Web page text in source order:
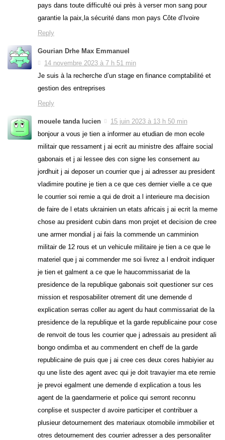
pays dans toute difficulté oui près à verser mon sang pour
garantie la paix,la sécurité dans mon pays Côte d’Ivoire
Reply
Gourian Drhe Max Emmanuel
14 novembre 2023 à 7 h 51 min
Je suis à la recherche d’un stage en finance comptabilité et
gestion des entreprises
Reply
mouele tanda lucien
15 juin 2023 à 13 h 50 min
bonjour a vous je tien a informer au etudian de mon ecole
militair que ressament j ai ecrit au ministre des affaire social
gabonais et j ai lessee des con signe les consernent au
jordhuit j ai deposer un courrier que j ai adresser au president
vladimire poutine je tien a ce que ces dernier vielle a ce que
le courrier soi remie a qui de droit a l interieure ma decision
de faire de l etats ukrainien un etats africais j ai ecrit la meme
chose au president cubin dans mon projet et decision de cree
une armer mondial j ai fais la commende un camminion
militair de 12 rous et un vehicule militaire je tien a ce que le
materiel que j ai commender me soi livrez a l endroit indiquer
je tien et galment a ce que le haucommissariat de la
presidence de la republique gabonais soit questioner sur ces
mission et resposabiliter otrement dit une demende d
explication serras coller au agent du haut commissariat de la
presidence de la republique et la garde republicaine pour cose
de renvoit de tous les courrier que j adressais au president ali
bongo ondimba et au commendent en cheff de la garde
republicaine de puis que j ai cree ces deux cores habiyier au
qu une liste des agent avec qui je doit travayier ma ete remie
je prevoi egalment une demende d explication a tous les
agent de la gaendarmerie et police qui serront reconnu
conplise et suspecter d avoire participer et contribuer a
plusieur detournement des materiaux otomobile immobilier et
otres detournement des courrier adresser a des personaliter